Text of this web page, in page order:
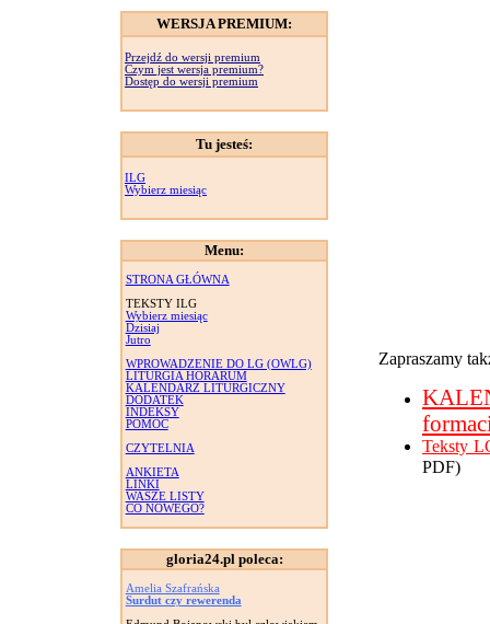
WERSJA PREMIUM:
Przejdź do wersji premium
Czym jest wersja premium?
Dostęp do wersji premium
Tu jesteś:
ILG
Wybierz miesiąc
Menu:
STRONA GŁÓWNA
TEKSTY ILG
Wybierz miesiąc
Dzisiaj
Jutro
WPROWADZENIE DO LG (OWLG)
LITURGIA HORARUM
KALENDARZ LITURGICZNY
DODATEK
INDEKSY
POMOC
CZYTELNIA
ANKIETA
LINKI
WASZE LISTY
CO NOWEGO?
gloria24.pl poleca:
Amelia Szafrańska
Surdut czy rewerenda
Zapraszamy
Teksty
PDF)